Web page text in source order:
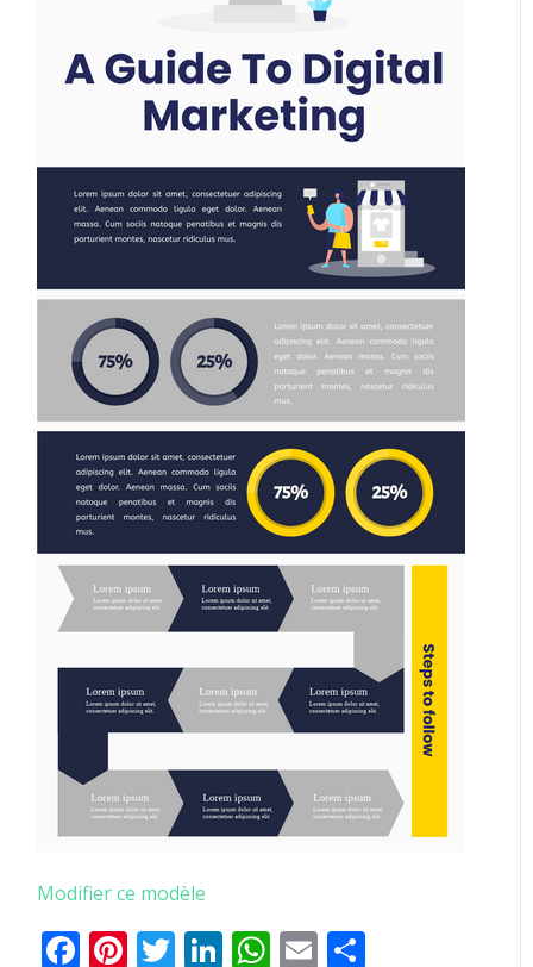
Modifier ce modèle
Facebook
Pinterest
Twitter
LinkedIn
WhatsApp
Email